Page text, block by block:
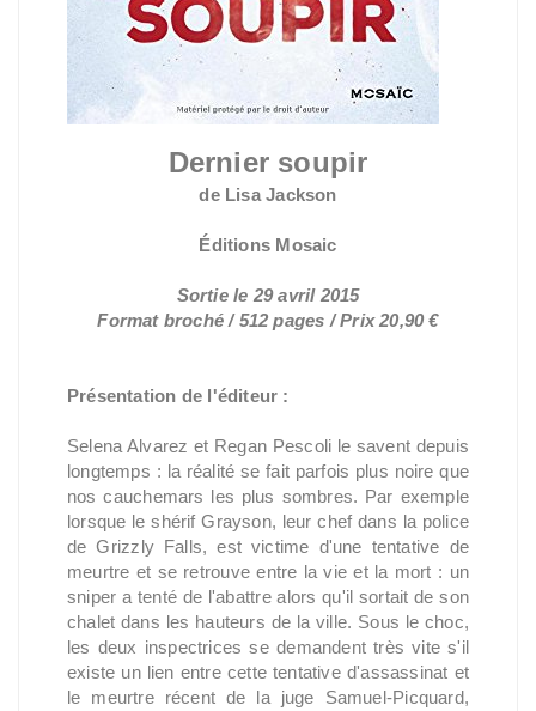
Dernier soupir
de Lisa Jackson
Éditions Mosaic
Sortie le 29 avril 2015
Format broché / 512 pages / Prix 20,90 €
Présentation de l'éditeur :
Selena Alvarez et Regan Pescoli le savent depuis
longtemps : la réalité se fait parfois plus noire que
nos cauchemars les plus sombres. Par exemple
lorsque le shérif Grayson, leur chef dans la police
de Grizzly Falls, est victime d'une tentative de
meurtre et se retrouve entre la vie et la mort : un
sniper a tenté de l'abattre alors qu'il sortait de son
chalet dans les hauteurs de la ville. Sous le choc,
les deux inspectrices se demandent très vite s'il
existe un lien entre cette tentative d'assassinat et
le meurtre récent de la juge Samuel-Picquard,